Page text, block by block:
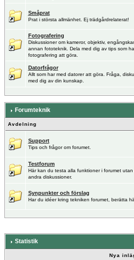
Småprat
Prat i största allmänhet. Ej trädgårdrelaterat!
Fotografering
Diskussioner om kameror, objektiv,
annan fototeknik. Dela med dig av tips som
fotografering att göra.
Datorfrågor
Allt som har med datorer att göra. Fråga,
med dig av din kunskap.
Forumteknik
Avdelning
Support
Tips och frågor om forumet.
Testforum
Här kan du testa alla funktioner i forumet
andra diskussioner.
Synpunkter och förslag
Har du idéer kring tekniken forumet, berätta
Statistik
Nya